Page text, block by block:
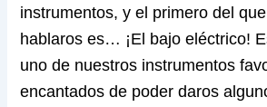
instrumentos, y el primero del
hablaros es… ¡El bajo eléctrico!
uno de nuestros instrumentos
encantados de poder daros